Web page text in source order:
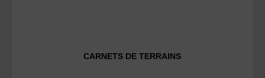
CARNETS DE TERRAINS